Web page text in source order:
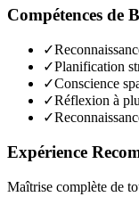
Compétences de
✓
✓Planification
✓Conscience
✓Réflexion à
✓
Expérience
Maîtrise complète de